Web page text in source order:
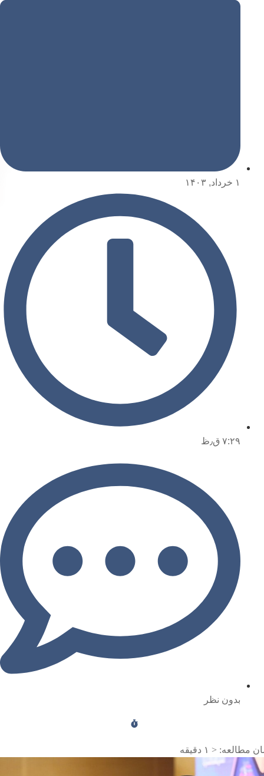
۱ خرداد, ۱۴۰۳
۷:۲۹ ق٫ظ
بدون نظر
مطالعه: < ۱ دقیقه